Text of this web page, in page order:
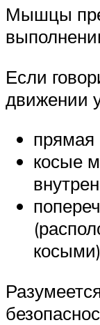
Мышцы
Если
движении
косые